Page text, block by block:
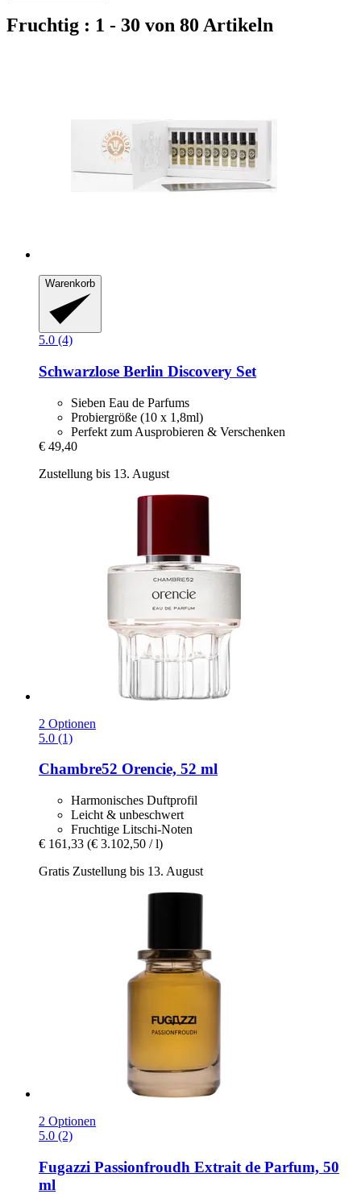
Fruchtig : 1 - 30 von 80 Artikeln
Warenkorb
5.0 (4)
Schwarzlose Berlin Discovery Set
Sieben Eau de Parfums
Probiergröße (10 x 1,8ml)
Perfekt zum Ausprobieren & Verschenken
€ 49,40
Zustellung bis 13. August
2 Optionen
5.0 (1)
Chambre52 Orencie, 52 ml
Harmonisches Duftprofil
Leicht & unbeschwert
Fruchtige Litschi-Noten
€ 161,33 (€ 3.102,50 / l)
Gratis Zustellung bis 13. August
2 Optionen
5.0 (2)
Fugazzi Passionfroudh Extrait de Parfum, 50
ml